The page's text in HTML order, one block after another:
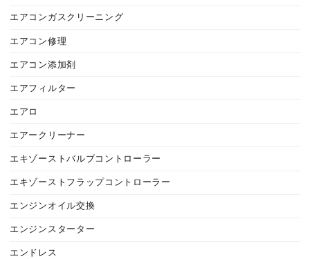
エアコンガスクリーニング
エアコン修理
エアコン添加剤
エアフィルター
エアロ
エアークリーナー
エキゾーストバルブコントローラー
エキゾーストフラップコントローラー
エンジンオイル交換
エンジンスターター
エンドレス